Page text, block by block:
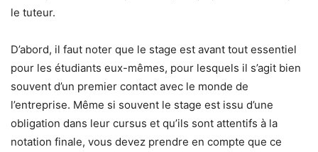
le tuteur.
D’abord, il faut noter que le stage est avant tout essentiel
pour les étudiants eux-mêmes, pour lesquels il s’agit bien
souvent d’un premier contact avec le monde de
l’entreprise. Même si souvent le stage est issu d’une
obligation dans leur cursus et qu’ils sont attentifs à la
notation finale, vous devez prendre en compte que ce